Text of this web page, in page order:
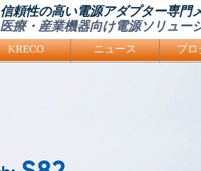
信頼性の高い電源アダプター専門
医療・産業機器向け電源ソリュー
KRECO ニュース プロ